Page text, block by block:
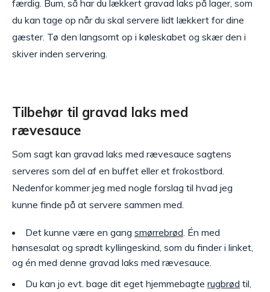
færdig. Bum, så har du lækkert gravad laks på lager, som
du kan tage op når du skal servere lidt lækkert for dine
gæster. Tø den langsomt op i køleskabet og skær den i
skiver inden servering.
Tilbehør til gravad laks med
rævesauce
Som sagt kan gravad laks med rævesauce sagtens
serveres som del af en buffet eller et frokostbord.
Nedenfor kommer jeg med nogle forslag til hvad jeg
kunne finde på at servere sammen med.
Det kunne være en gang smørrebrød. Én med
hønsesalat og sprødt kyllingeskind, som du finder i linket,
og én med denne gravad laks med rævesauce.
Du kan jo evt. bage dit eget hjemmebagte rugbrød til,